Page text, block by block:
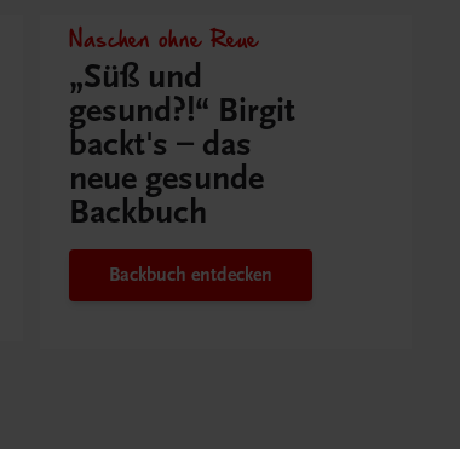
Naschen ohne Reue
„Süß und
gesund?!“ Birgit
backt's – das
neue gesunde
Backbuch
Backbuch entdecken